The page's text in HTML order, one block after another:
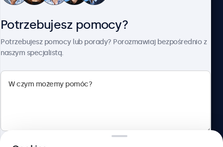
Potrzebujesz pomocy?
Potrzebujesz pomocy lub porady? Porozmawiaj bezpośrednio z
naszym specjalistą.